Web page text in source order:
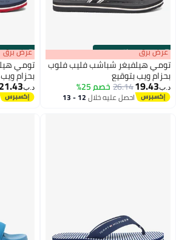
00m:00s
·باقي 100%
3
عرض برق
تومي هيلفيغر شباشب فليب فلوب
بحزام ويب بتوقيع
د.ب‏19.43
26.14خصم 25%
احصل عليه خلال 12 - 13
m:00s
عرض برق
تومي
بحزام
د.ب‏21.43